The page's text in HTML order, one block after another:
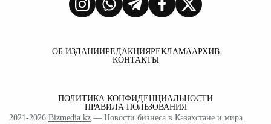
ОБ ИЗДАНИИРЕДАКЦИЯРЕКЛАМААРХИВ
КОНТАКТЫ
ПОЛИТИКА КОНФИДЕНЦИАЛЬНОСТИ
ПРАВИЛА ПОЛЬЗОВАНИЯ
2021-2026 Bizmedia.kz — Новости бизнеса в Казахстане и мира.